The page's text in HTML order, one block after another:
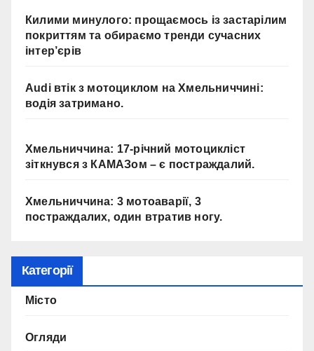
Килими минулого: прощаємось із застарілим
покриттям та обираємо тренди сучасних
інтер’єрів
Audi втік з мотоциклом на Хмельниччині:
водія затримано.
Хмельниччина: 17-річний мотоцикліст
зіткнувся з КАМАЗом – є постраждалий.
Хмельниччина: 3 мотоаварії, 3
постраждалих, один втратив ногу.
Категорії
Місто
Огляди